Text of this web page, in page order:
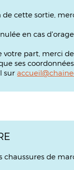
cette sortie,
en cas
part, merci
ses
sur
chaussures de